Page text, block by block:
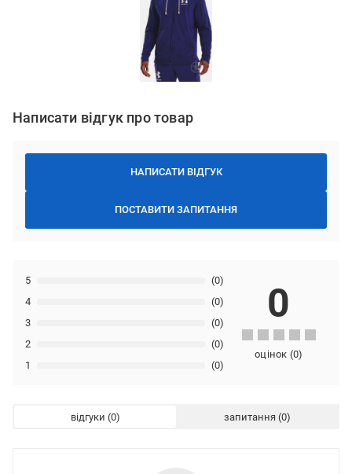
Написати відгук про товар
НАПИСАТИ ВІДГУК
ПОСТАВИТИ ЗАПИТАННЯ
1 (0)
2 (0)
3 (0)
4 (0)
5 (0)
0
оцінок (0)
відгуки запитання